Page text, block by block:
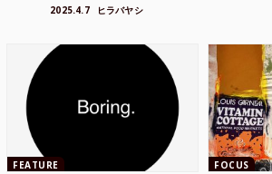
2025.4.7 ヒラバヤシ
FEATURE FOCUS